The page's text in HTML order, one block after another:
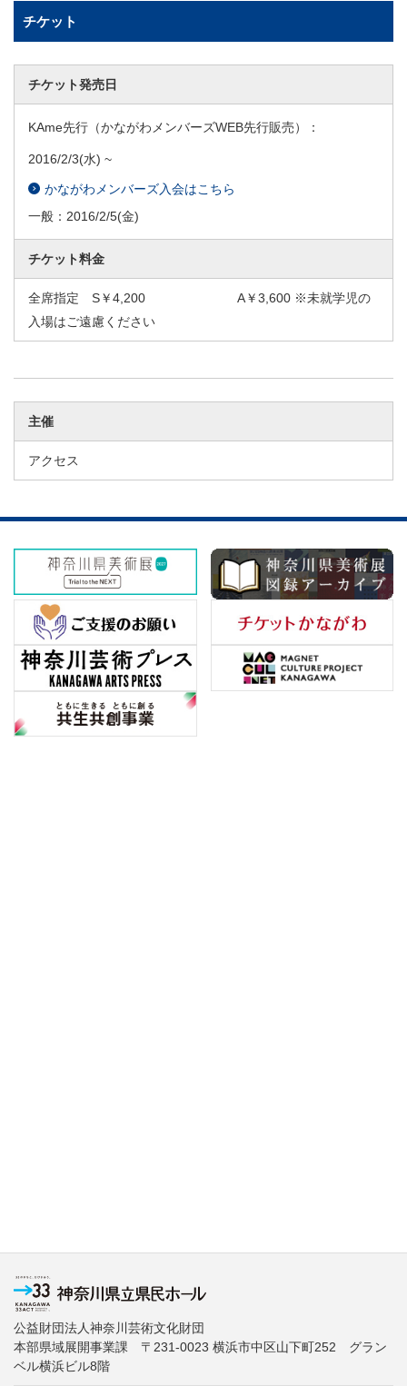
チケット
チケット発売日
KAme先行（かながわメンバーズWEB先行販売）：
2016/2/3(水) ~
かながわメンバーズ入会はこちら
一般： 2016/2/5(金)
チケット料金
全席指定 S￥4,200 A￥3,600 ※未就学児の
入場はご遠慮ください
主催
アクセス
公益財団法人神奈川芸術文化財団
本部県域展開事業課 〒231-0023 横浜市中区山下町252 グラン
ベル横浜ビル8階